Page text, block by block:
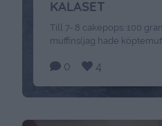
KALASET
Till 7- 8 cakepops: 100
muffins(jag hade
chokladen sakta över ett
taget och arbeta
chokladen och …
0 4